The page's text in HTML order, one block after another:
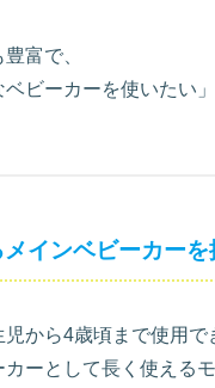
富で、
ベビーカーを使いたい
インベビーカーを
児から4歳頃まで使用で
カーとして長く使えるモ